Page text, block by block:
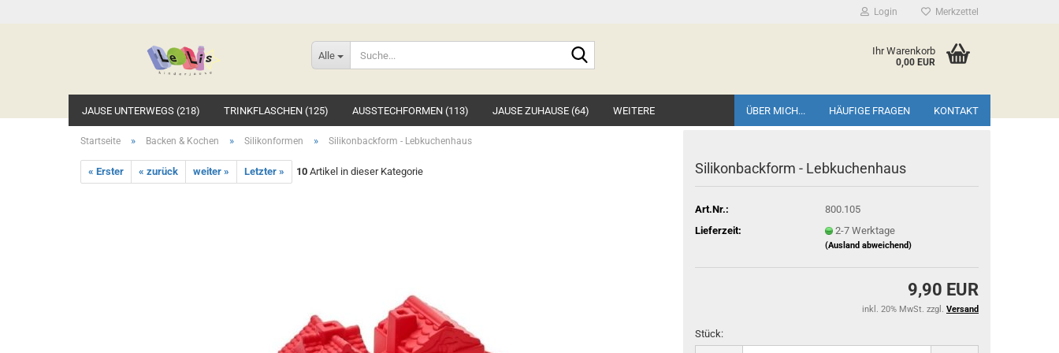
Login Merkzettel
Alle Ihr Warenkorb
0,00 EUR
JAUSE UNTERWEGS (218) TRINKFLASCHEN (125) AUSSTECHFORMEN (113) JAUSE ZUHAUSE (64) ÜBER MICH... HÄUFIGE FRAGEN KONTAKT
WEITERE
Startseite » Backen & Kochen » Silikonformen » Silikonbackform - Lebkuchenhaus
« Erster « zurück weiter » Letzter » 10 Artikel in dieser Kategorie Silikonbackform - Lebkuchenhaus
Art.Nr.:
800.105
Lieferzeit:
2-7 Werktage
(Ausland abweichend)
9,90 EUR
inkl. 20% MwSt. zzgl. Versand
Stück: